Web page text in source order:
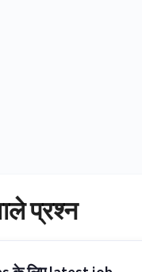
प्रश्न